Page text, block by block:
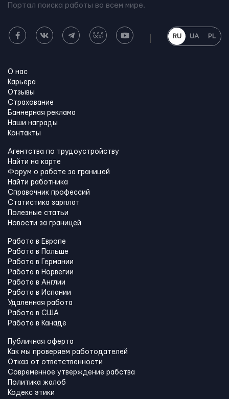
Портал поиска работы во всем мире.
RU UA PL
О нас
Карьера
Отзывы
Страхование
Баннерная реклама
Наши награды
Контакты
Агентства по трудоустройству
Найти на карте
Форум о работе за границей
Найти работника
Справочник профессий
Статистика зарплат
Полезные статьи
Новости за границей
Работа в Европе
Работа в Польше
Работа в Германии
Работа в Норвегии
Работа в Англии
Работа в Испании
Удаленная работа
Работа в США
Работа в Канадe
Публичная оферта
Как мы проверяем работодателей
Отказ от ответственности
Современное утверждение рабства
Политика жалоб
Кодекс этики